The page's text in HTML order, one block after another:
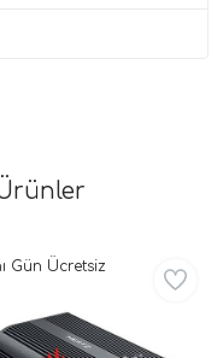
Gün Ücretsiz